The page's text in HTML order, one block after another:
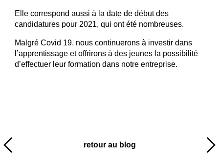
Elle correspond aussi à la date de début des
candidatures pour 2021, qui ont été nombreuses.
Malgré Covid 19, nous continuerons à investir dans
l’apprentissage et offrirons à des jeunes la possibilité
d’effectuer leur formation dans notre entreprise.
retour au blog